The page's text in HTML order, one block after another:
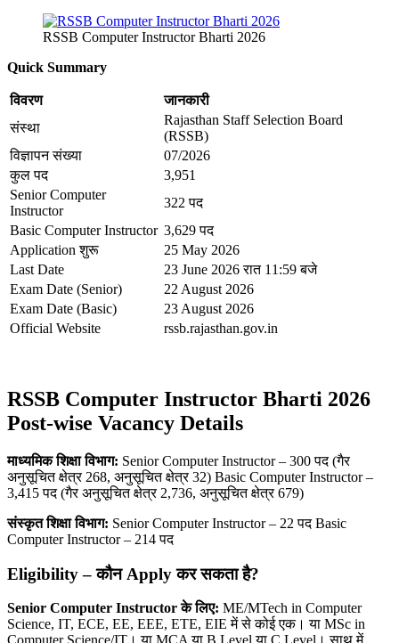
RSSB Computer Instructor Bharti 2026
Quick Summary
विवरण
जानकारी
संस्था
Rajasthan Staff Selection Board
(RSSB)
विज्ञापन संख्या
07/2026
कुल पद
3,951
Senior Computer
Instructor
322 पद
Basic Computer Instructor 3,629 पद
Application शुरू
25 May 2026
Last Date
23 June 2026 रात 11:59 बजे
Exam Date (Senior)
22 August 2026
Exam Date (Basic)
23 August 2026
Official Website
rssb.rajasthan.gov.in
RSSB Computer Instructor Bharti 2026
Post-wise Vacancy Details
माध्यमिक शिक्षा विभाग: Senior Computer Instructor – 300 पद (गैर
अनुसूचित क्षेत्र 268, अनुसूचित क्षेत्र 32) Basic Computer Instructor –
3,415 पद (गैर अनुसूचित क्षेत्र 2,736, अनुसूचित क्षेत्र 679)
संस्कृत शिक्षा विभाग: Senior Computer Instructor – 22 पद Basic
Computer Instructor – 214 पद
Eligibility –कौन Applyकर सकता है?
Senior Computer Instructorके लिए: ME/MTech in Computer
Science, IT, ECE, EE, EEE, ETE, EIE में से कोई एक। या MSc in